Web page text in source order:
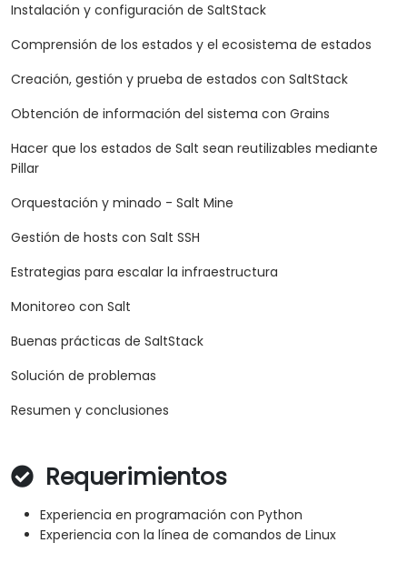
Instalación y configuración de SaltStack
Comprensión de los estados y el ecosistema de estados
Creación, gestión y prueba de estados con SaltStack
Obtención de información del sistema con Grains
Hacer que los estados de Salt sean reutilizables mediante
Pillar
Orquestación y minado - Salt Mine
Gestión de hosts con Salt SSH
Estrategias para escalar la infraestructura
Monitoreo con Salt
Buenas prácticas de SaltStack
Solución de problemas
Resumen y conclusiones
Requerimientos
Experiencia en programación con Python
Experiencia con la línea de comandos de Linux